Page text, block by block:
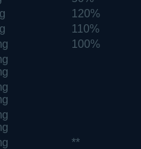
120%
110%
100%
**